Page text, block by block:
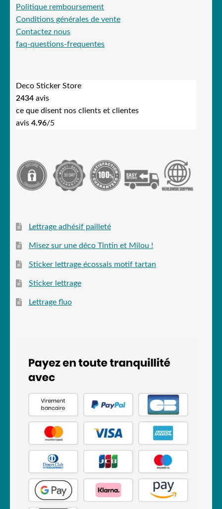
Politique remboursement
Conditions générales de vente
Contactez nous
faq-questions-frequentes
Deco Sticker Store
2434 avis
ce que disent nos clients et clientes
avis 4.96/5
Lettrage adhésif pailleté
Misez sur une déco Tintin et Milou !
Sticker lettrage écossais motif tartan
Sticker lettrage
Lettrage fluo